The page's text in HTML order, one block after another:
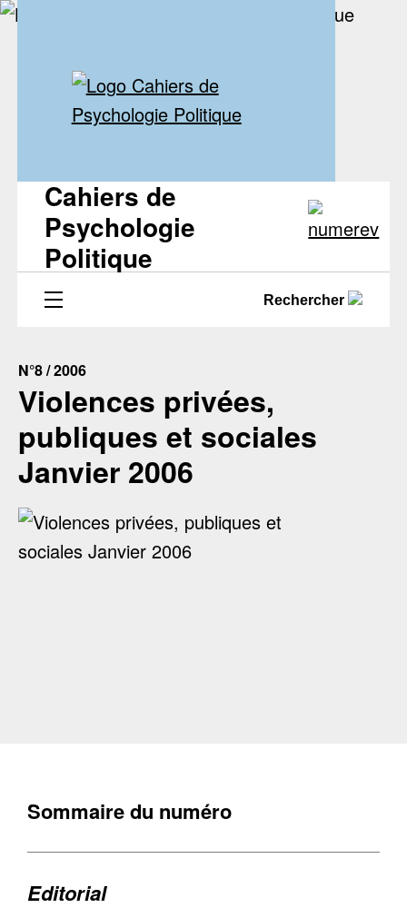
Cahiers de
Psychologie
Politique
Rechercher
N°8 / 2006
Violences privées,
publiques et sociales
Janvier 2006
Sommaire du numéro
Editorial